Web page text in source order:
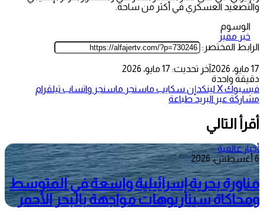
والتصعيد العسكري في أكثر من ساحة.
الوسوم
خبر مميز
الرابط المختصر:
17 مايو، 2026
آخر تحديث: 17 مايو، 2026
دقيقة واحدة
فيسبوك‫Xلينكدإن سكايب ماسنجر ماسنجر واتساب تيلقرام
مشاركة عبر البريد طباعة
أقرأ التالي
أخبار عالمية
6 أغسطس، 2026
مناورة بحرية إسرائيلية واسعة في المتوسط
ومحاكاة سيناريوهات مواجهة بالبحر الأحمر